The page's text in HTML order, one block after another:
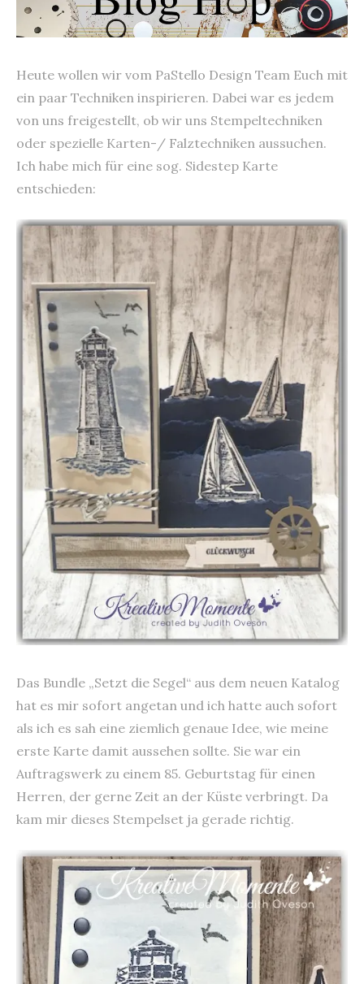
Heute wollen wir vom PaStello Design Team Euch mit
ein paar Techniken inspirieren. Dabei war es jedem
von uns freigestellt, ob wir uns Stempeltechniken
oder spezielle Karten-/ Falztechniken aussuchen.
Ich habe mich für eine sog. Sidestep Karte
entschieden:
Das Bundle „Setzt die Segel“ aus dem neuen Katalog
hat es mir sofort angetan und ich hatte auch sofort
als ich es sah eine ziemlich genaue Idee, wie meine
erste Karte damit aussehen sollte. Sie war ein
Auftragswerk zu einem 85. Geburtstag für einen
Herren, der gerne Zeit an der Küste verbringt. Da
kam mir dieses Stempelset ja gerade richtig.